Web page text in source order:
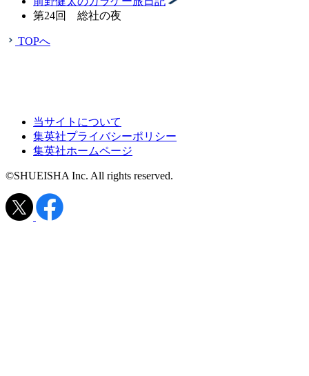
第24回 総社の夜
TOPへ
当サイトについて
集英社プライバシーポリシー
集英社ホームページ
©SHUEISHA Inc. All rights reserved.